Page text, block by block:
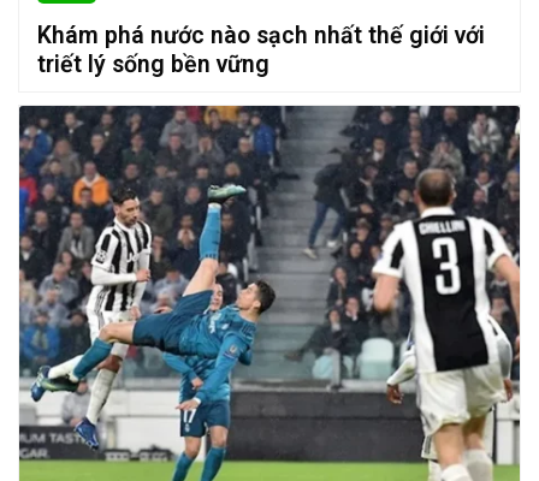
Khám phá nước nào sạch nhất thế giới với
triết lý sống bền vững